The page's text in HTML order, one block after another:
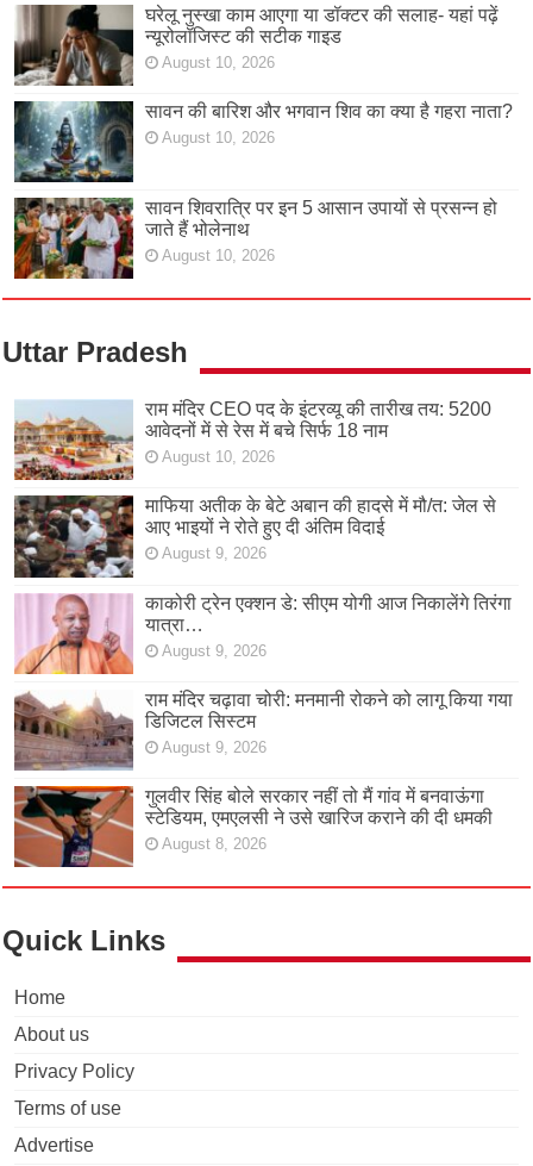
घरेलू नुस्खा काम आएगा या डॉक्टर की सलाह- यहां पढ़ें
न्यूरोलॉजिस्ट की सटीक गाइड
August 10, 2026
सावन की बारिश और भगवान शिव का क्या है गहरा नाता?
August 10, 2026
सावन शिवरात्रि पर इन 5 आसान उपायों से प्रसन्न हो
जाते हैं भोलेनाथ
August 10, 2026
Uttar Pradesh
राम मंदिर CEO पद के इंटरव्यू की तारीख तय: 5200
आवेदनों में से रेस में बचे सिर्फ 18 नाम
August 10, 2026
माफिया अतीक के बेटे अबान की हादसे में मौ/त: जेल से
आए भाइयों ने रोते हुए दी अंतिम विदाई
August 9, 2026
काकोरी ट्रेन एक्शन डे: सीएम योगी आज निकालेंगे तिरंगा
यात्रा…
August 9, 2026
राम मंदिर चढ़ावा चोरी: मनमानी रोकने को लागू किया गया
डिजिटल सिस्टम
August 9, 2026
गुलवीर सिंह बोले सरकार नहीं तो मैं गांव में बनवाऊंगा
स्टेडियम, एमएलसी ने उसे खारिज कराने की दी धमकी
August 8, 2026
Quick Links
Home
About us
Privacy Policy
Terms of use
Advertise